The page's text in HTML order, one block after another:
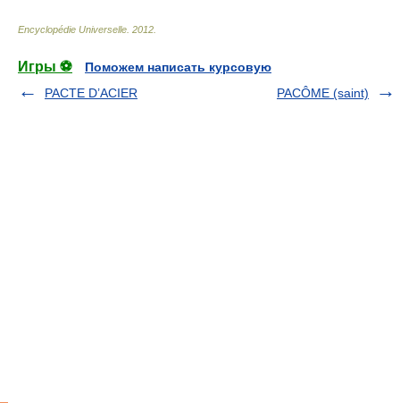
Encyclopédie Universelle 2012
Игры ⚽
Поможем написать курсовую
PACTE D’ACIER
PACÔME (saint)